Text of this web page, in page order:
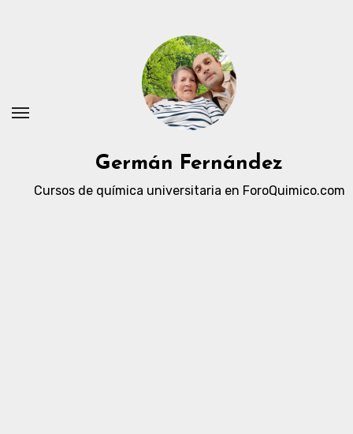
Germán Fernández
Cursos de química universitaria en ForoQuimico.com